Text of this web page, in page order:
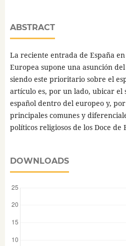
ABSTRACT
La reciente entrada de España
Europea supone una asunción
siendo este prioritario sobre el
artículo es, por un lado, ubicar el
español dentro del europeo y,
principales comunes y
políticos religiosos de los Doce de
DOWNLOADS